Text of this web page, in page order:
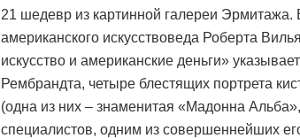
21 шедевр из картинной галереи
американского искусствоведа Роберта
искусство и американские деньги»
Рембрандта, четыре блестящих портрета
(одна из них – знаменитая «Мадонна
специалистов, одним из совершеннейших